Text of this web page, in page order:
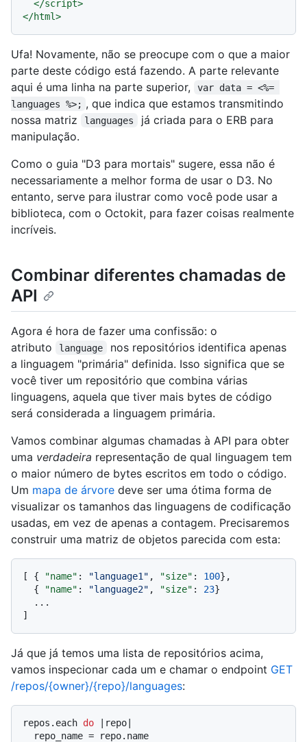
</script>
</html>
Ufa! Novamente, não se preocupe com o que a maior
parte deste código está fazendo. A parte relevante
aqui é uma linha na parte superior,
var data = <%=
languages %>; , que indica que estamos transmitindo
nossa matriz
languages
já criada para o ERB para
manipulação.
Como o guia "D3 para mortais" sugere, essa não é
necessariamente a melhor forma de usar o D3. No
entanto, serve para ilustrar como você pode usar a
biblioteca, com o Octokit, para fazer coisas realmente
incríveis.
Combinar diferentes chamadas de
API
Agora é hora de fazer uma confissão: o
atributo
language
nos repositórios identifica apenas
a linguagem "primária" definida. Isso significa que se
você tiver um repositório que combina várias
linguagens, aquela que tiver mais bytes de código
será considerada a linguagem primária.
Vamos combinar algumas chamadas à API para obter
uma verdadeira representação de qual linguagem tem
o maior número de bytes escritos em todo o código.
Um mapa de árvore deve ser uma ótima forma de
visualizar os tamanhos das linguagens de codificação
usadas, em vez de apenas a contagem. Precisaremos
construir uma matriz de objetos parecida com esta:
[ { "name" : "language1" , "size" : 100} ,
{
"name" : "language2" , "size" : 23}
]
Já que já temos uma lista de repositórios acima,
vamos inspecionar cada um e chamar o endpoint GET
/repos/{owner}/{repo}/languages:
repos.each do repo